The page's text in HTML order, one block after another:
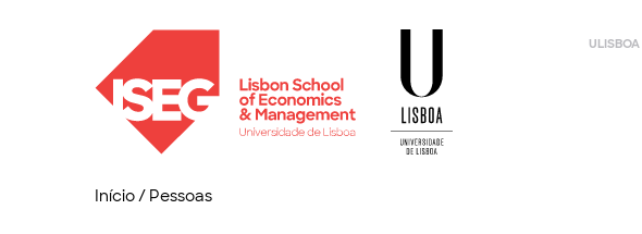
ULISBOA
Início/ Pessoas